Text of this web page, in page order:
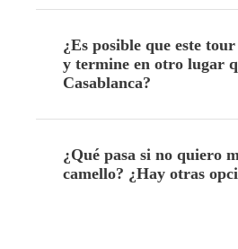
¿Es posible que este
y termine en otro lugar
Casablanca?
¿Qué pasa si no quiero
camello? ¿Hay otras